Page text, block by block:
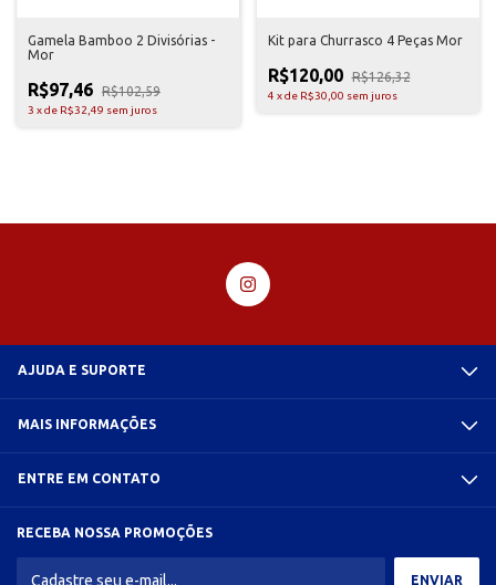
Gamela Bamboo 2 Divisórias -
Mor
R$97,46 R$102,59
3 xde R$32,49 sem juros
Kit para Churrasco 4 Peças Mor
R$120,00 R$126,32
4 xde R$30,00 sem juros
AJUDA E SUPORTE
MAIS INFORMAÇÕES
ENTRE EM CONTATO
RECEBA NOSSA PROMOÇÕES